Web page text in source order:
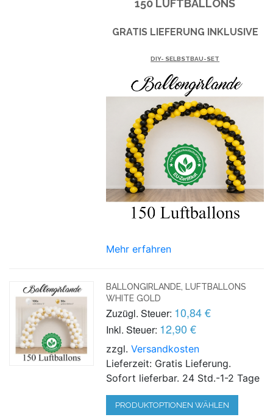
150 LUFTBALLONS
GRATIS LIEFERUNG INKLUSIVE
DIY- SELBSTBAU-SET
Mehr erfahren
BALLONGIRLANDE, LUFTBALLONS
WHITE GOLD
Zuzügl. Steuer: 10,84 €
Inkl. Steuer: 12,90 €
zzgl.Versandkosten
Lieferzeit: Gratis Lieferung.
Sofort lieferbar. 24 Std.-1-2 Tage
PRODUKTOPTIONEN WÄHLEN